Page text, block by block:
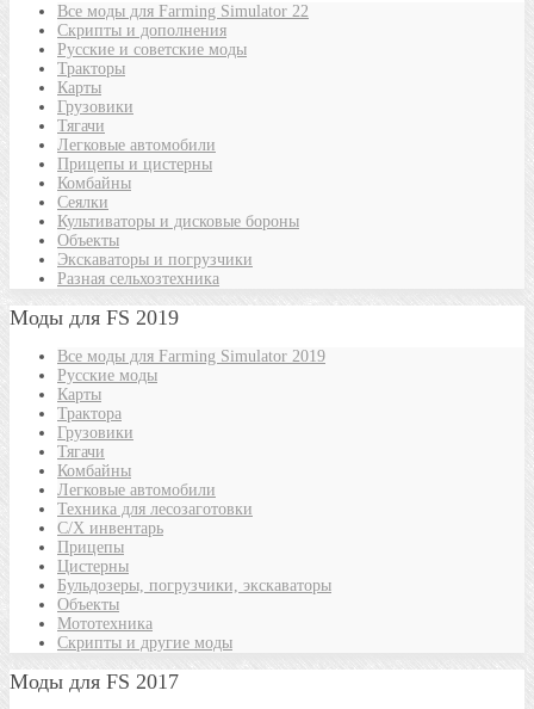
Все моды для Farming Simulator 22
Скрипты и дополнения
Русские и советские моды
Тракторы
Карты
Грузовики
Тягачи
Легковые автомобили
Прицепы и цистерны
Комбайны
Сеялки
Культиваторы и дисковые бороны
Объекты
Экскаваторы и погрузчики
Разная сельхозтехника
Моды для FS 2019
Все моды для Farming Simulator 2019
Русские моды
Карты
Трактора
Грузовики
Тягачи
Комбайны
Легковые автомобили
Техника для лесозаготовки
С/Х инвентарь
Прицепы
Цистерны
Бульдозеры, погрузчики, экскаваторы
Объекты
Мототехника
Скрипты и другие моды
Моды для FS 2017